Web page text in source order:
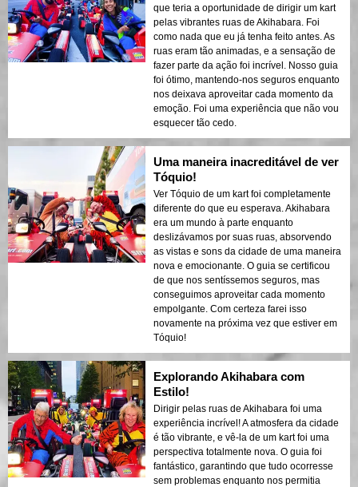
que teria a oportunidade de dirigir um kart
pelas vibrantes ruas de Akihabara. Foi
como nada que eu já tenha feito antes. As
ruas eram tão animadas, e a sensação de
fazer parte da ação foi incrível. Nosso guia
foi ótimo, mantendo-nos seguros enquanto
nos deixava aproveitar cada momento da
emoção. Foi uma experiência que não vou
esquecer tão cedo.
Uma maneira inacreditável de ver
Tóquio!
Ver Tóquio de um kart foi completamente
diferente do que eu esperava. Akihabara
era um mundo à parte enquanto
deslizávamos por suas ruas, absorvendo
as vistas e sons da cidade de uma maneira
nova e emocionante. O guia se certificou
de que nos sentíssemos seguros, mas
conseguimos aproveitar cada momento
empolgante. Com certeza farei isso
novamente na próxima vez que estiver em
Tóquio!
Explorando Akihabara com
Estilo!
Dirigir pelas ruas de Akihabara foi uma
experiência incrível! A atmosfera da cidade
é tão vibrante, e vê-la de um kart foi uma
perspectiva totalmente nova. O guia foi
fantástico, garantindo que tudo ocorresse
sem problemas enquanto nos permitia